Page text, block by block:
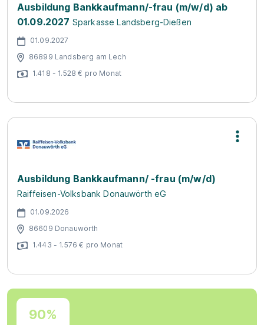
Ausbildung Bankkaufmann/-frau (m/w/d) ab
01.09.2027 Sparkasse Landsberg-Dießen
01.09.2027
86899 Landsberg am Lech
1.418 - 1.528 € pro Monat
Ausbildung Bankkaufmann/ -frau (m/w/d)
Raiffeisen-Volksbank Donauwörth eG
01.09.2026
86609 Donauwörth
1.443 - 1.576 € pro Monat
90%